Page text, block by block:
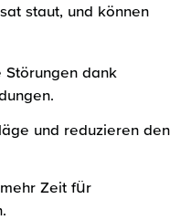
staut, und können
Störungen dank
und reduzieren den
Zeit für